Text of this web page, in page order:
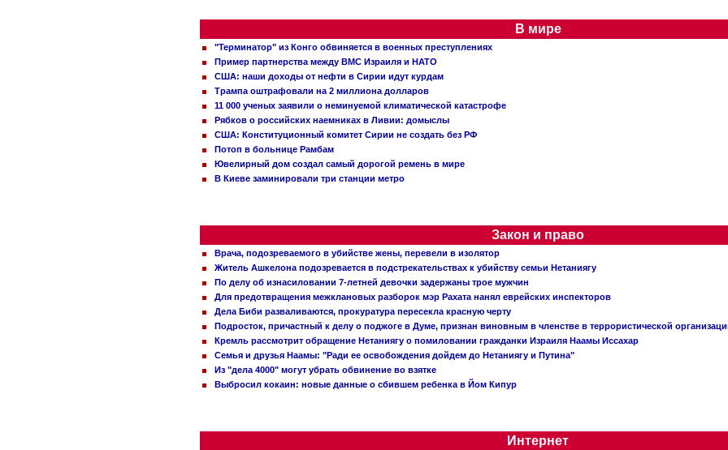
В мире
"Терминатор" из Конго обвиняется в военных преступлениях
Пример партнерства между ВМС Израиля и НАТО
США: наши доходы от нефти в Сирии идут курдам
Трампа оштрафовали на 2 миллиона долларов
11 000 ученых заявили о неминуемой климатической катастрофе
Рябков о российских наемниках в Ливии: домыслы
США: Конституционный комитет Сирии не создать без РФ
Потоп в больнице Рамбам
Ювелирный дом создал самый дорогой ремень в мире
В Киеве заминировали три станции метро
Закон и право
Врача, подозреваемого в убийстве жены, перевели в изолятор
Житель Ашкелона подозревается в подстрекательствах к убийству семьи Нетаниягу
По делу об изнасиловании 7-летней девочки задержаны трое мужчин
Для предотвращения межклановых разборок мэр Рахата нанял еврейских инспекторов
Дела Биби разваливаются, прокуратура пересекла красную черту
Подросток, причастный к делу о поджоге в Думе, признан виновным в членстве в террористической
Кремль рассмотрит обращение Нетаниягу о помиловании гражданки Израиля Наамы Иссахар
Семья и друзья Наамы: "Ради ее освобождения дойдем до Нетаниягу и Путина"
Из "дела 4000" могут убрать обвинение во взятке
Выбросил кокаин: новые данные о сбившем ребенка в Йом Кипур
Интернет